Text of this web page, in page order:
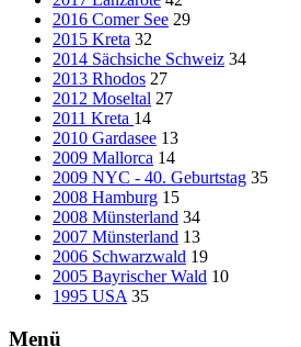
2016 Comer See 29
2015 Kreta 32
2014 Sächsiche Schweiz 34
2013 Rhodos 27
2012 Moseltal 27
2011 Kreta 14
2010 Gardasee 13
2009 Mallorca 14
2009 NYC - 40. Geburtstag 35
2008 Hamburg 15
2008 Münsterland 34
2007 Münsterland 13
2006 Schwarzwald 19
2005 Bayrischer Wald 10
1995 USA 35
Menü